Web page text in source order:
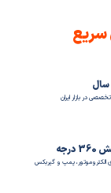
سریع
در بازار ایران
درجه
الکتروموتور، پمپ و گیربکس